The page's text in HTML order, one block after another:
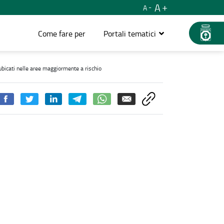
A
A
Come fare per Portali tematici
rilevanti pubblici ubicati nelle aree maggiormente a rischio -
nelle aree maggiormente a rischio